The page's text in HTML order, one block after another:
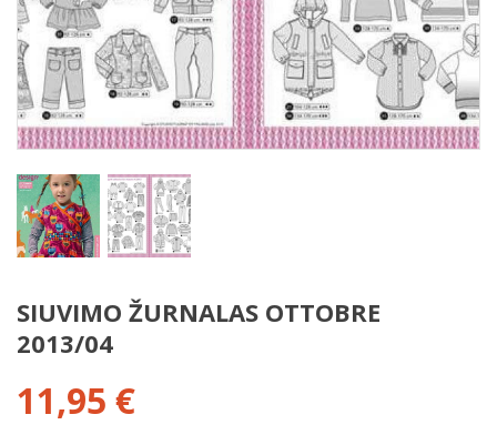
SIUVIMO ŽURNALAS OTTOBRE
2013/04
11,95 €